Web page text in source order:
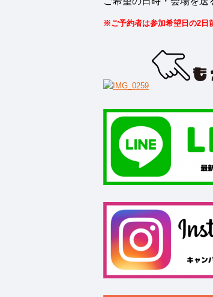
※ご予約者は参加希望日の2日